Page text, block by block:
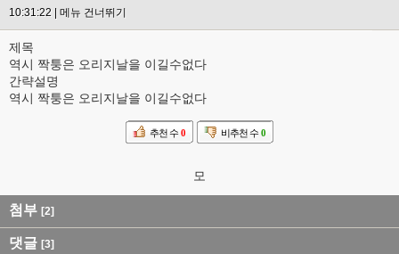
10:31:22 | 메뉴 건너뛰기
제목
역시 짝퉁은 오리지날을 이길수없다
간략설명
역시 짝퉁은 오리지날을 이길수없다
추천 수 0 비추천 수 0
모
첨부 [2]
댓글 [3]